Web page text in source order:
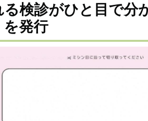
る検診がひと目で分
を発行